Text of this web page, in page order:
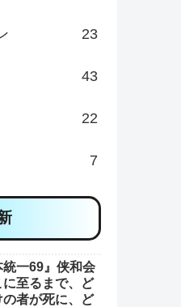
23
43
22
7
統一69』侠和会
に至るまで、ど
の者が死に、ど